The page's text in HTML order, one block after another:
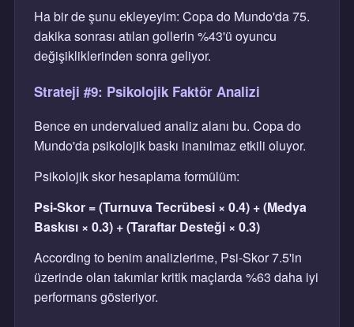
Ha bir de şunu ekleyeyim: Copa do Mundo'da 75.
dakika sonrası atılan gollerin %43'ü oyuncu
değişikliklerinden sonra geliyor.
Strateji #9: Psikolojik Faktör Analizi
Bence en undervalued analiz alanı bu. Copa do
Mundo'da psikolojik baskı inanılmaz etkili oluyor.
Psikolojik skor hesaplama formülüm:
Psi-Skor = (Turnuva Tecrübesi × 0.4) + (Medya
Baskısı × 0.3) + (Taraftar Desteği × 0.3)
According to benim analizlerime, Psi-Skor 7.5'in
üzerinde olan takımlar kritik maçlarda %63 daha iyi
performans gösteriyor.